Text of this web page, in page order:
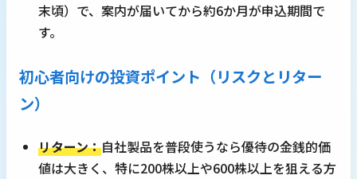
末頃）で、案内が届いてから約6か月が申込期間で
す。
初心者向けの投資ポイント（リスクとリター
ン）
リターン：自社製品を普段使うなら優待の金銭的価
値は大きく、特に200株以上や600株以上を狙える方